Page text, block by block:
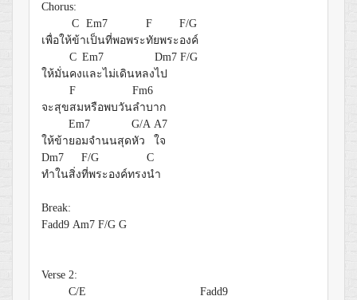
Chorus:
C Em7 F
F/G
เพื่อให้ข้าเป็นที่พอพระทัยพระองค์
C Em7 Dm7 F/G
ให้มั่นคงและไม่เดินหลงไป
F
Fm6
จะสุขสมหรือพบวันลำบาก
Em7
G/A A7
ให้ข้ายอมจำนนสุดหัว
ใจ
Dm7
F/G
C
ทำในสิ่งที่พระองค์ทรงนำ
Break:
Fadd9 Am7 F/G G
Verse 2:
C/E
Fadd9